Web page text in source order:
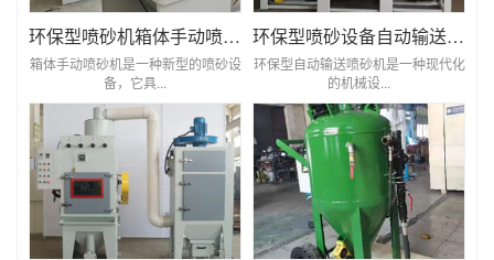
环保型喷砂机箱体手动喷砂机
箱体手动喷砂机是一种新型的喷砂设
备，它具...
环保型喷砂设备自动输送喷砂机
环保型自动输送喷砂机是一种现代化
的机械设...